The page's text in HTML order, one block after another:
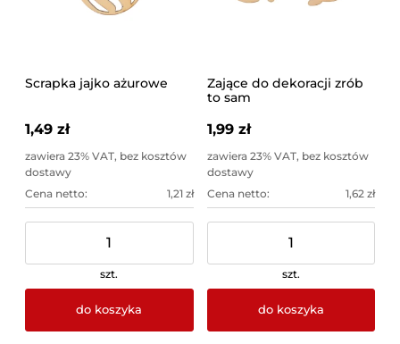
Scrapka jajko ażurowe
1,49 zł
zawiera 23% VAT, bez kosztów
dostawy
Cena netto:
1,21 zł
szt.
do koszyka
Zające do dekoracji zrób
to sam
1,99 zł
zawiera 23% VAT, bez kosztów
dostawy
Cena netto:
1,62 zł
szt.
do koszyka